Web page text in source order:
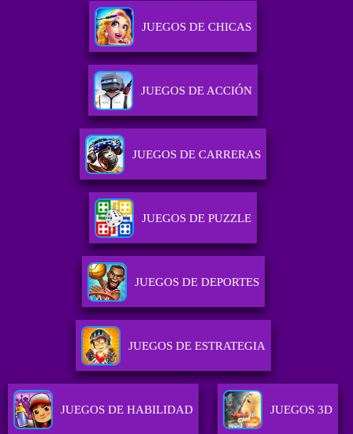
JUEGOS DE CHICAS
JUEGOS DE ACCIÓN
JUEGOS DE CARRERAS
JUEGOS DE PUZZLE
JUEGOS DE DEPORTES
JUEGOS DE ESTRATEGIA
JUEGOS DE HABILIDAD JUEGOS 3D